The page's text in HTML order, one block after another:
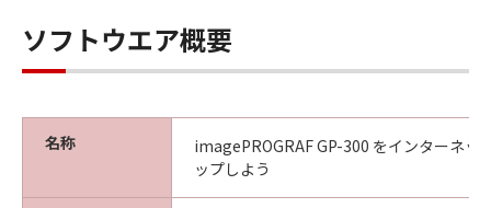
憶媒体に格納されて提供されている場合、
キヤノンは、お客様が「許諾ソフトウエ
ア」を購入した日から90日の間、「許諾ソ
（以下「メディア」と言います）に物理的
な欠陥がないことを保証します。当該保証
期間中に「メディア」に物理的な欠陥が発
ソフトウエア概要
名称
imagePROGRAF GP-300 をインターネッ
ップしよう